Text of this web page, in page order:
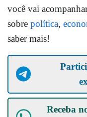
você vai
sobre política,
saber mais!
Receba